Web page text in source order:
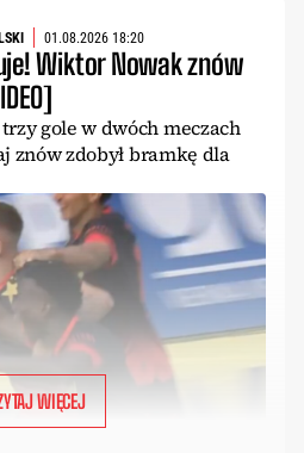
01.08.2026 18:20
Wiktor Nowak znów
gole w dwóch meczach
znów zdobył bramkę dla
WIĘCEJ